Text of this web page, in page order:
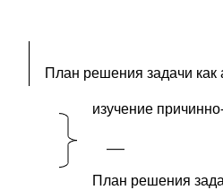
План решения задачи как
изучение
План решения